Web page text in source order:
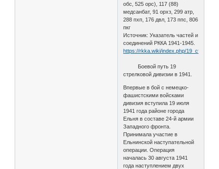
обс, 525 орс), 117 (88)
медсанбат, 91 орхз, 299 атр,
288 пхп, 176 двл, 173 ппс, 806
пкг
Источник: Указатель частей и
соединений РККА 1941-1945.
https://rkka.wiki/index.php/
Боевой путь 19
стрелковой дивизии в 1941.
Впервые в бой с немецко-
фашистскими войсками
дивизия вступила 19 июля
1941 года районе города
Ельня в составе 24-й армии
Западного фронта.
Принимала участие в
Ельнинской наступательной
операции. Операция
началась 30 августа 1941
года наступлением двух